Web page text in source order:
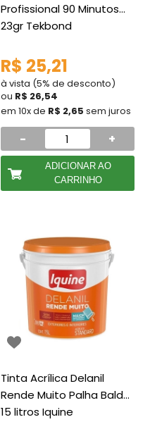
Profissional 90 Minutos
23gr Tekbond
R$ 25,21
à vista (5% de desconto)
ou R$ 26,54
em 10x de R$ 2,65 sem juros
- +
ADICIONAR AO
CARRINHO
Tinta Acrílica Delanil
Rende Muito Palha Balde
15 litros Iquine